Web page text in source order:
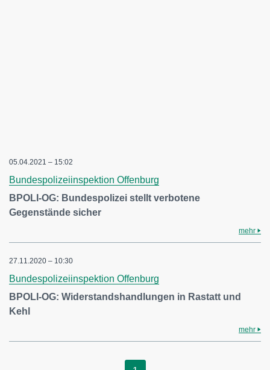
05.04.2021 – 15:02
Bundespolizeiinspektion Offenburg
BPOLI-OG: Bundespolizei stellt verbotene
Gegenstände sicher
mehr
27.11.2020 – 10:30
Bundespolizeiinspektion Offenburg
BPOLI-OG: Widerstandshandlungen in Rastatt und
Kehl
mehr